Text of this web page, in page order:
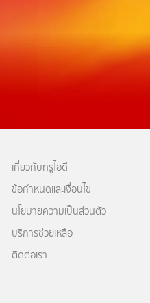
เกี่ยวกับทรูไอดี
ข้อกำหนดและเงื่อนไข
นโยบายความเป็นส่วนตัว
บริการช่วยเหลือ
ติดต่อเรา